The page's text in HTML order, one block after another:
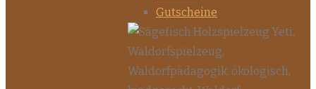
Gutscheine